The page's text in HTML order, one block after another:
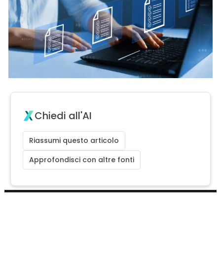
Chiedi all'AI
Riassumi questo articolo
Approfondisci con altre fonti